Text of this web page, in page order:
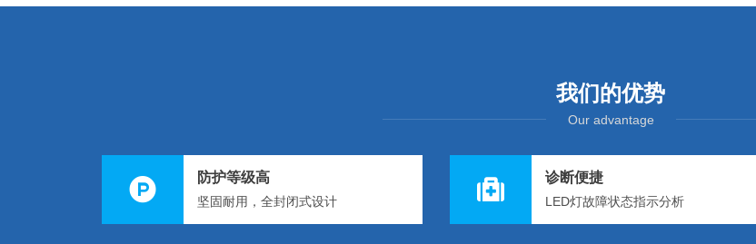
我们的优势
Our advantage
防护等级高
坚固耐用，全封闭式设计
诊断便捷
LED灯故障状态指示分析